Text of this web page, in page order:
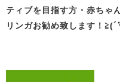
ティブを目指す方・赤ちゃ
リンガお勧め致します！